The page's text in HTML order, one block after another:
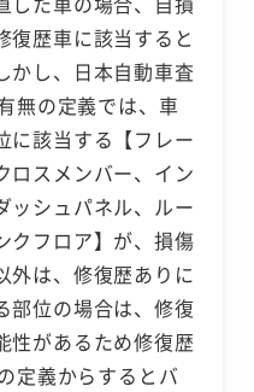
復歴車に該当すると
かし、日本自動車査
無の定義では、車
に該当する【フレー
ロスメンバー、イン
ッシュパネル、ルー
クフロア】が、損傷
外は、修復歴ありに
部位の場合は、修復
性があるため修復歴
定義からするとバ